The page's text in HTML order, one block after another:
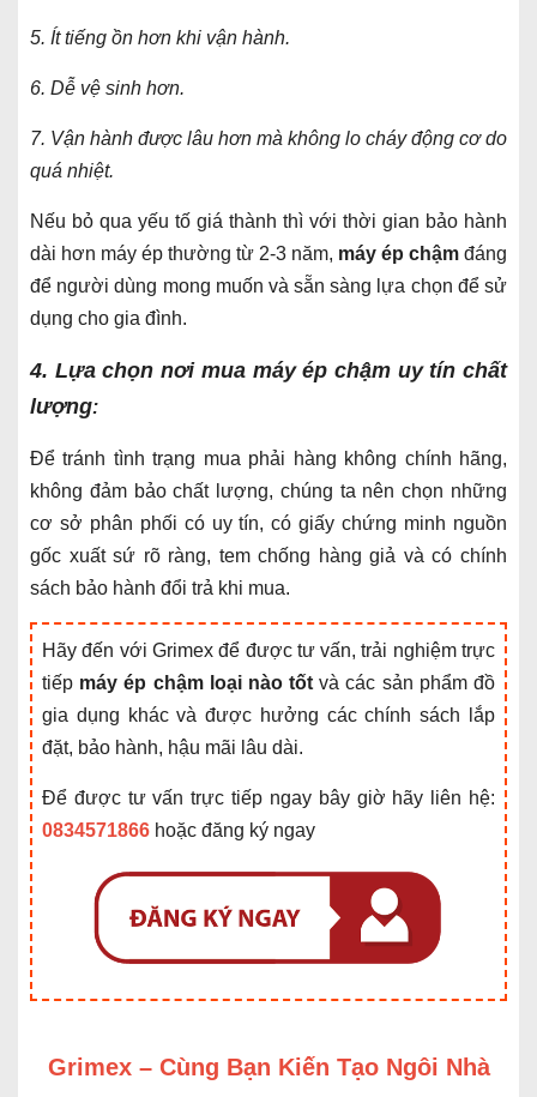
5. Ít tiếng ồn hơn khi vận hành.
6. Dễ vệ sinh hơn.
7. Vận hành được lâu hơn mà không lo cháy động cơ do
quá nhiệt.
Nếu bỏ qua yếu tố giá thành thì với thời gian bảo hành
dài hơn máy ép thường từ 2-3 năm, máy ép chậm đáng
để người dùng mong muốn và sẵn sàng lựa chọn để sử
dụng cho gia đình.
4. Lựa chọn nơi mua máy ép chậm uy tín chất
lượng:
Để tránh tình trạng mua phải hàng không chính hãng,
không đảm bảo chất lượng, chúng ta nên chọn những
cơ sở phân phối có uy tín, có giấy chứng minh nguồn
gốc xuất sứ rõ ràng, tem chống hàng giả và có chính
sách bảo hành đổi trả khi mua.
Hãy đến với Grimex để được tư vấn, trải nghiệm trực
tiếp máy ép chậm loại nào tốt và các sản phẩm đồ
gia dụng khác và được hưởng các chính sách lắp
đặt, bảo hành, hậu mãi lâu dài.
Để được tư vấn trực tiếp ngay bây giờ hãy liên hệ:
0834571866 hoặc đăng ký ngay
Grimex – Cùng Bạn Kiến Tạo Ngôi Nhà